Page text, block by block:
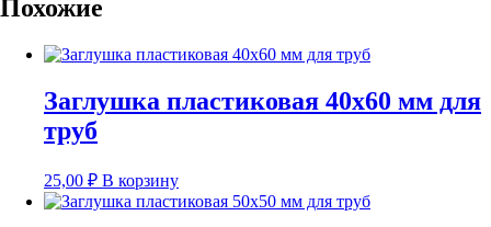
Похожие
Заглушка пластиковая 40х60 мм для
труб
25,00 ₽ В корзину